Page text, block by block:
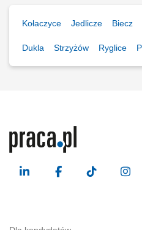
Kołaczyce Jedlicze Biecz
Dukla Strzyżów Ryglice